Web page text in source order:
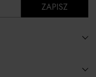
ZAPISZ